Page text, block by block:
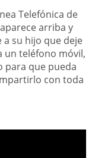
Telefónica de
arriba y
a su hijo que deje
un teléfono móvil,
para que pueda
con toda